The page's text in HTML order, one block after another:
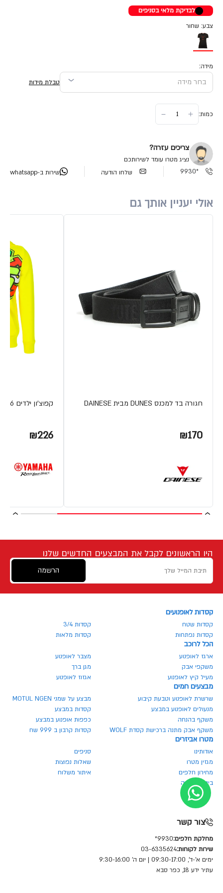
לבדיקת מלאי בסניפים
צבע: שחור
מידה:
טבלת מידות
כמות:
צריכים עזרה?
נציג מטרו עומד לשירותכם
*9930
שלחו הודעה שירות ב-whatsapp
אולי יעניין אותך גם
חגורה בד למכנס DUNES מבית DAINESE
₪170
קפוצ'ון ילדים THE DOCTOR 46
₪226
היו הראשונים לקבל את המבצעים החדשים שלנו
הרשמה
קסדות לאופנועים
קסדות שטח
קסדות 3/4
קסדות נפתחות
קסדות מלאות
הכל לרוכב
ארגז לאופנוע
מצבר לאופנוע
משקפי אבק
מגן ברך
מעיל קיץ לאופנוע
אגזוז לאופנוע
מבצעים חמים
שרשרת לאופנוע וטבעת קיבוע
מבצע על שמני MOTUL NGEN
מנעולים לאופנוע במבצע
קסדות במבצע
משקף בהנחה
כפפות אופנוע במבצע
משקף אבק מתנה ברכישת קסדת WOLF
קסדות קרבון ב 999 שח
מטרו אביזרים
אודותינו
סניפים
מגזין מטרו
שאלות נפוצות
מחירון חלפים
איתור משלוח
ביטול הזמנה
צור קשר
מחלקת חלפים:9930*
שירות לקוחות:03-6335624
ימים א'-ד', 09:30-17:00 | יום ה' 9:30-16:00
עתיר ידע 18, כפר סבא